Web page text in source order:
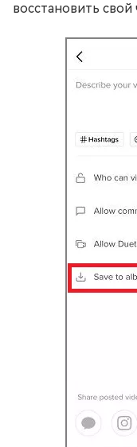
восстановить